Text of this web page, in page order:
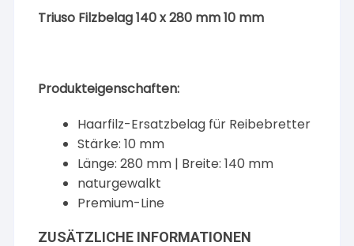
Triuso Filzbelag 140 x 280 mm 10 mm
Produkteigenschaften:
Haarfilz-Ersatzbelag für Reibebretter
Stärke: 10 mm
Länge: 280 mm | Breite: 140 mm
naturgewalkt
Premium-Line
ZUSÄTZLICHE INFORMATIONEN